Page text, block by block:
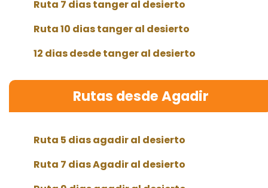
Ruta 7 dias tanger al desierto
Ruta 10 dias tanger al desierto
12 dias desde tanger al desierto
Rutas desde Agadir
Ruta 5 dias agadir al desierto
Ruta 7 dias Agadir al desierto